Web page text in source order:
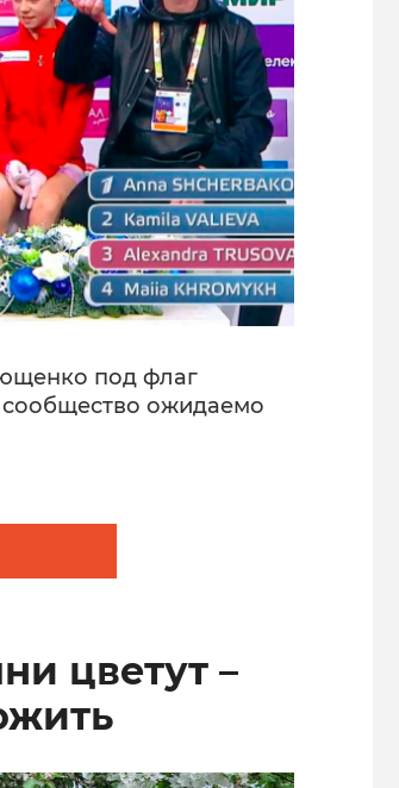
под флаг
ожидаемо
цветут –